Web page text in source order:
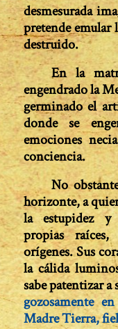
desmesurada
pretende emular
destruido.
En la
engendrado la
germinado el
donde se
emociones
conciencia.
No
horizonte, a
la estupidez
propias
orígenes. Sus
la cálida
sabe patentizar
gozosamente
Madre Tierra,